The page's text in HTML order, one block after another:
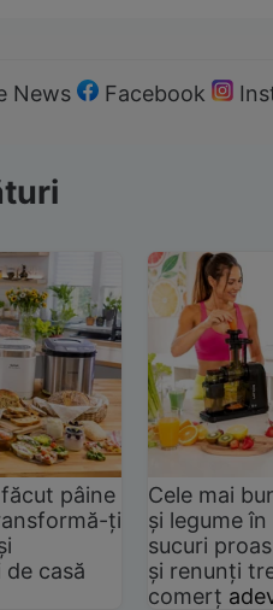
News Facebook
pâine
ți
casă
Cele mai
și legume
sucuri
și renunți
comerț